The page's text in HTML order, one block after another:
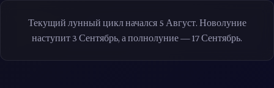
Текущий лунный цикл начался 5 Август. Новолуние
наступит 3 Сентябрь, а полнолуние — 17 Сентябрь.